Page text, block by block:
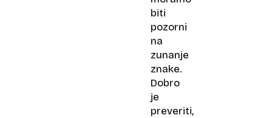
biti
pozorni
na
zunanje
znake.
Dobro
je
preveriti,